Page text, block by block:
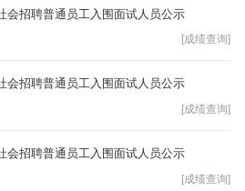
会招聘普通员工入围面试人员公示
[成绩查询]
会招聘普通员工入围面试人员公示
[成绩查询]
会招聘普通员工入围面试人员公示
[成绩查询]